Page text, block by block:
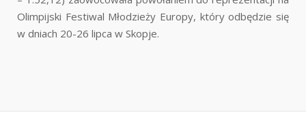
Olimpijski Festiwal Młodzieży Europy, który odbędzie się
w dniach 20-26 lipca w Skopje.